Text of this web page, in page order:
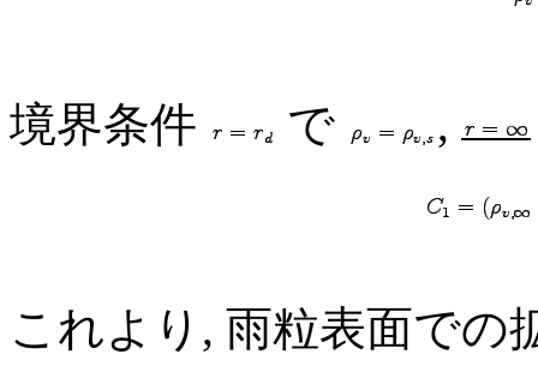
境界条件 で ,
これより, 雨粒表面での